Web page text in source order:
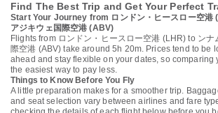
Find The Best Trip and Get Your Perfect
Start Your Journey from ロンドン・ヒースロー空港
アジキウェ国際空港 (ABV)
Flights from ロンドン・ヒースロー空港 (LHR) to ンナ
際空港 (ABV) take around 5h 20m. Prices tend to be
ahead and stay flexible on your dates, so comparing
the easiest way to pay less.
Things to Know Before You Fly
A little preparation makes for a smoother trip.
and seat selection vary between airlines and fare